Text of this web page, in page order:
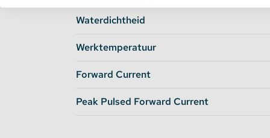
Waterdichtheid
Werktemperatuur
Forward Current
Peak Pulsed Forward Current